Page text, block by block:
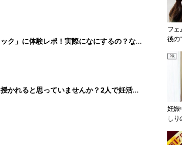
ク」に体験レポ！実際になにするの？なに
かれると思っていませんか？2人で妊活ス
フェ
後の
妊娠
し